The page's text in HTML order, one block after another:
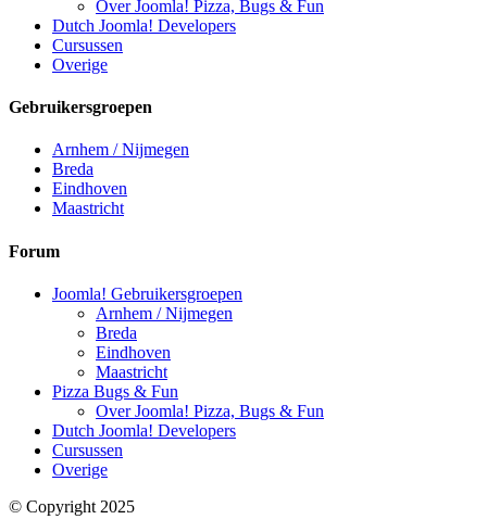
Over Joomla! Pizza, Bugs & Fun
Dutch Joomla! Developers
Cursussen
Overige
Gebruikersgroepen
Arnhem / Nijmegen
Breda
Eindhoven
Maastricht
Forum
Joomla! Gebruikersgroepen
Arnhem / Nijmegen
Breda
Eindhoven
Maastricht
Pizza Bugs & Fun
Over Joomla! Pizza, Bugs & Fun
Dutch Joomla! Developers
Cursussen
Overige
© Copyright 2025